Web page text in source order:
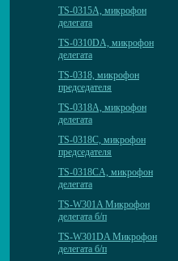
TS-0315A, микрофон
делегата
TS-0310DА, микрофон
делегата
TS-0318, микрофон
председателя
TS-0318A, микрофон
делегата
TS-0318C, микрофон
председателя
TS-0318CA, микрофон
делегата
TS-W301A Микрофон
делегата б/п
TS-W301DA Микрофон
делегата б/п